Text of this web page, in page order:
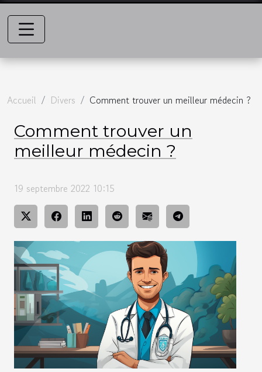
Accueil Divers Comment trouver un meilleur médecin ?
Comment trouver un
meilleur médecin ?
19 septembre 2022 10:15